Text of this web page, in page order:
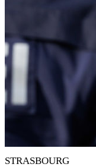
STRASBOURG